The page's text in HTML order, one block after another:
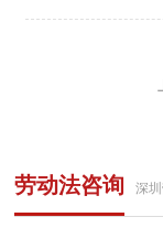
劳动法咨询 深